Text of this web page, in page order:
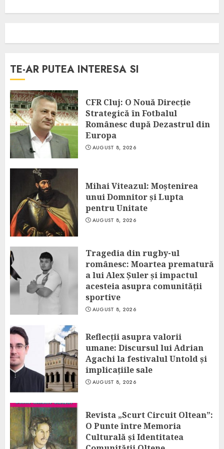
TE-AR PUTEA INTERESA SI
CFR Cluj: O Nouă Direcție
Strategică în Fotbalul
Românesc după Dezastrul din
Europa
AUGUST 8, 2026
Mihai Viteazul: Moștenirea
unui Domnitor și Lupta
pentru Unitate
AUGUST 8, 2026
Tragedia din rugby-ul
românesc: Moartea prematură
a lui Alex Șuler și impactul
acesteia asupra comunității
sportive
AUGUST 8, 2026
Reflecții asupra valorii
umane: Discursul lui Adrian
Agachi la festivalul Untold și
implicațiile sale
AUGUST 8, 2026
Revista „Scurt Circuit Oltean”:
O Punte între Memoria
Culturală și Identitatea